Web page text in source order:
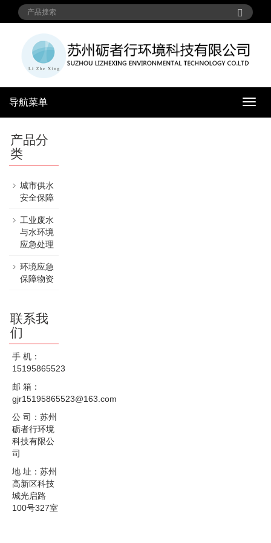
导
导航菜单
产品分
类
城市供水
安全保障
工业废水
与水环境
应急处理
环境应急
保障物资
联系我
们
手 机：
15195865523
邮 箱：
gjr15195865523@163.com
公 司：苏州
砺者行环境
科技有限公
司
地 址：苏州
高新区科技
城光启路
100号327室